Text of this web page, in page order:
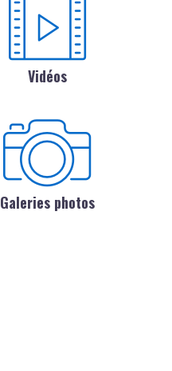
Vidéos
Galeries photos